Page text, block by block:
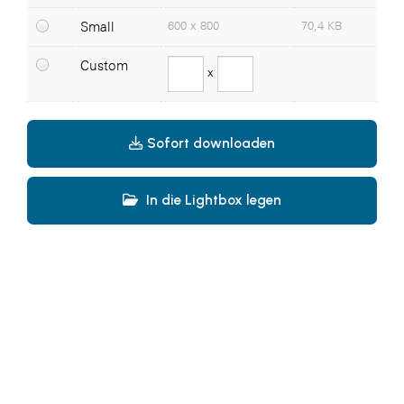
Sony DADC
Trend Micro
VALETTA
WKS Fachgruppe Fahrzeughandel und
Fahrzeugtechnik
Small 600 x 800 70,4 KB
Custom x
Sofort downloaden
In die Lightbox legen